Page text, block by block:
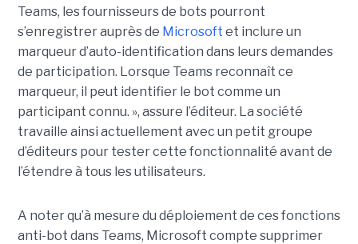
Teams, les fournisseurs de bots pourront
s’enregistrer auprès de Microsoft et inclure un
marqueur d’auto-identification dans leurs demandes
de participation. Lorsque Teams reconnaît ce
marqueur, il peut identifier le bot comme un
participant connu. », assure l’éditeur. La société
travaille ainsi actuellement avec un petit groupe
d’éditeurs pour tester cette fonctionnalité avant de
l’étendre à tous les utilisateurs.
A noter qu’à mesure du déploiement de ces fonctions
anti-bot dans Teams, Microsoft compte supprimer